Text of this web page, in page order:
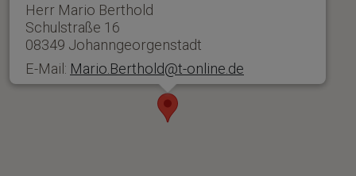
Herr Mario Berthold
Schulstraße 16
08349 Johanngeorgenstadt
E-Mail: Mario.Berthold@t-online.de